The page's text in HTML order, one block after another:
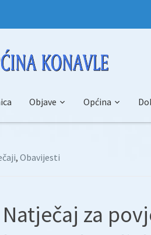
Objave Općina
, Obavijesti
Natječaj za